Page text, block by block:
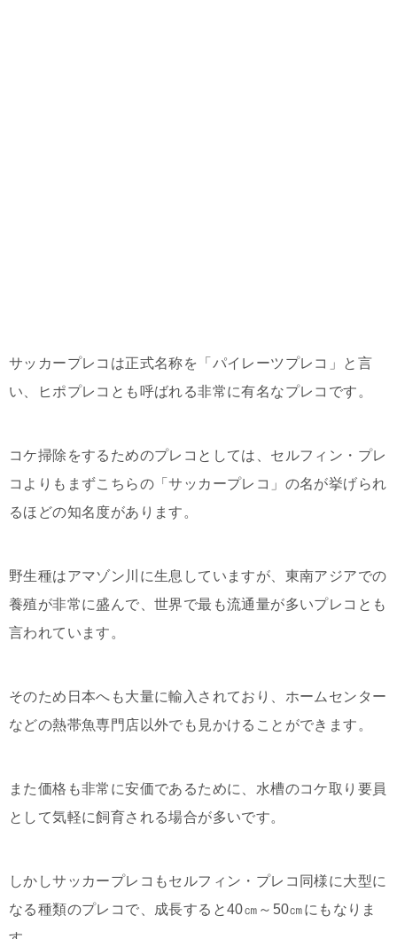
サッカープレコは正式名称を「パイレーツプレコ」と言
い、ヒポプレコとも呼ばれる非常に有名なプレコです。
コケ掃除をするためのプレコとしては、セルフィン・プレ
コよりもまずこちらの「サッカープレコ」の名が挙げられ
るほどの知名度があります。
野生種はアマゾン川に生息していますが、東南アジアでの
養殖が非常に盛んで、世界で最も流通量が多いプレコとも
言われています。
そのため日本へも大量に輸入されており、ホームセンター
などの熱帯魚専門店以外でも見かけることができます。
また価格も非常に安価であるために、水槽のコケ取り要員
として気軽に飼育される場合が多いです。
しかしサッカープレコもセルフィン・プレコ同様に大型に
なる種類のプレコで、成長すると40㎝～50㎝にもなりま